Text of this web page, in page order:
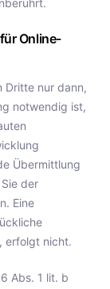
Online-
Dritte nur dann,
notwendig ist,
Übermittlung
der
Eine
erfolgt nicht.
Abs. 1 lit. b